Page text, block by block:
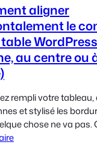
aligner
le
au centre ou
rempli votre
et stylisé les
chose ne va pas.
est souvent